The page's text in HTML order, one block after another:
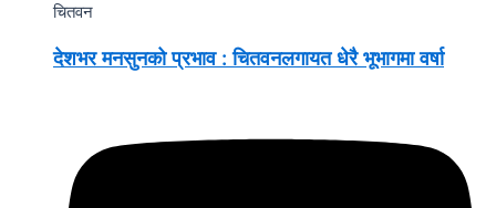
चितवन
देशभर मनसुनको प्रभाव : चितवनलगायत धेरै भूभागमा वर्षा